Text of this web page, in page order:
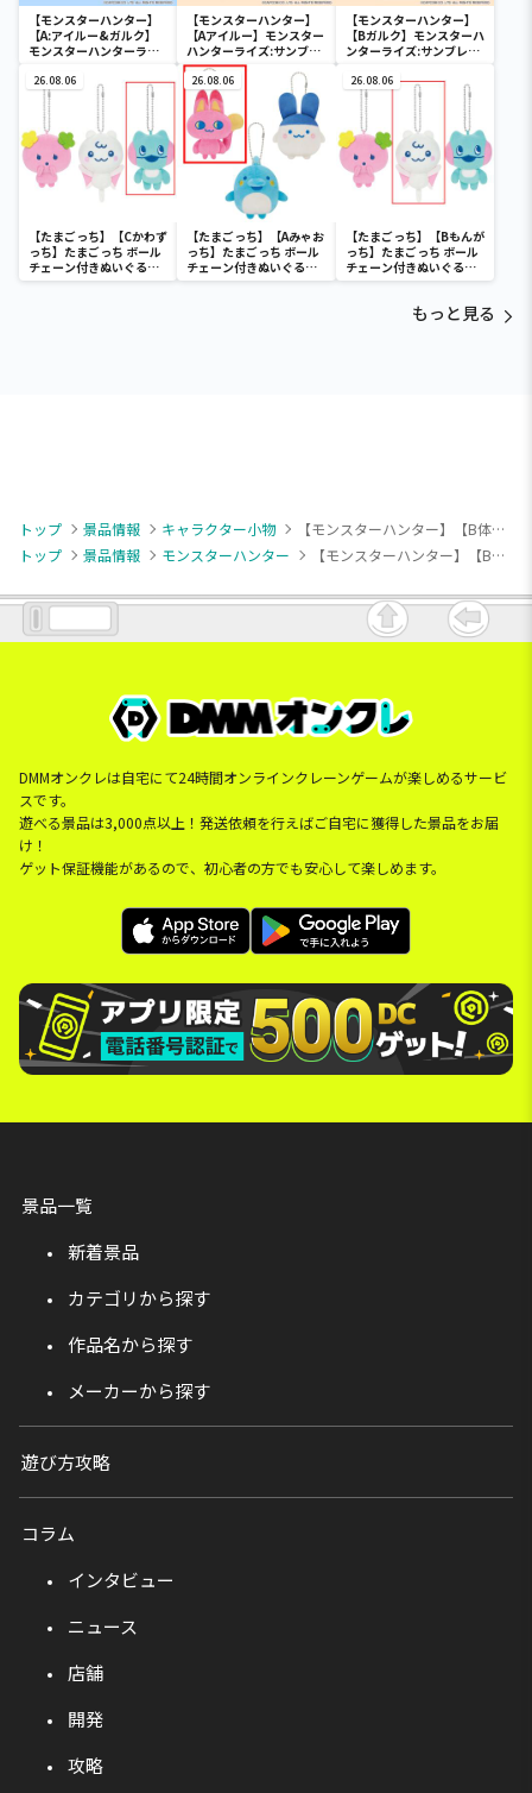
【モンスターハンター】
【A:アイルー&ガルク】
モンスターハンターライ
ッグ
【モンスターハンター】
【Aアイルー】モンスター
ハンターライズ:サンブレ
イク デジタルメモパッド
【モンスターハンター】
【Bガルク】モンスターハ
ンターライズ:サンブレイ
26.08.06
【たまごっち】【Cかわず
っち】たまごっち ボール
チェーン付きぬいぐるみ
～Tamagotchi
26.08.06
【たまごっち】【Aみゃお
っち】たまごっち ボール
チェーン付きぬいぐるみ
～Tamagotchi
26.08.06
【たまごっち】【Bもんが
っち】たまごっち ボール
チェーン付きぬいぐるみ
～Tamagotchi
もっと見る
トップ 景品情報 キャラクター小物
【モンスターハンター】【B体術(黄)】モンスターハンターワイルズ 護石キーホルダー
トップ
景品情報 モンスターハンター 【モンスターハンター】【B体術(黄)】モンスターハンターワイルズ 護石キーホルダー
DMMオンクレは自宅にて24時間オンラインクレーンゲームが楽しめるサービ
スです。
遊べる景品は3,000点以上！発送依頼を行えばご自宅に獲得した景品をお届
け！
ゲット保証機能があるので、初心者の方でも安心して楽しめます。
景品一覧
新着景品
カテゴリから探す
作品名から探す
メーカーから探す
遊び方攻略
コラム
インタビュー
ニュース
店舗
開発
攻略